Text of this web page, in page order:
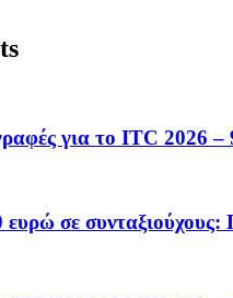
για το ITC
σε συνταξιούχους: